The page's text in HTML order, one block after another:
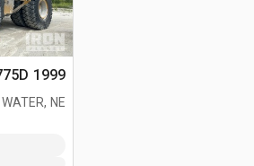
1999 Cat 775D شاحنة صخور
NE